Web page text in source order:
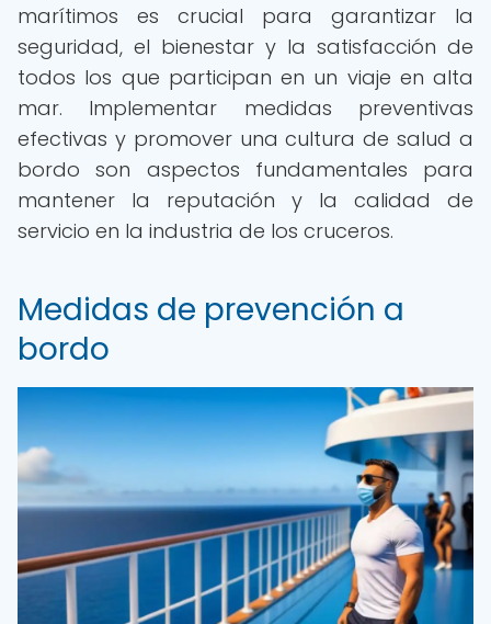
marítimos es crucial para garantizar la
seguridad, el bienestar y la satisfacción de
todos los que participan en un viaje en alta
mar. Implementar medidas preventivas
efectivas y promover una cultura de salud a
bordo son aspectos fundamentales para
mantener la reputación y la calidad de
servicio en la industria de los cruceros.
Medidas de prevención a
bordo